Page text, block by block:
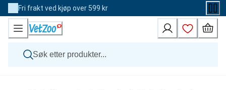
Skip
to
Content
Fri frakt ved kjøp over 599 kr